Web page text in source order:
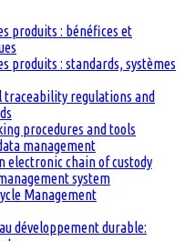
produits : bénéfices et
produits : standards, systèmes
traceability regulations and
procedures and tools
management
electronic chain of custody
system
Management
développement durable: